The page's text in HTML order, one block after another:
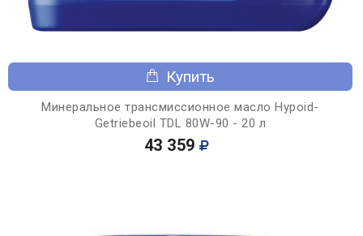
Купить
Минеральное трансмиссионное масло Hypoid-
Getriebeoil TDL 80W-90 - 20 л
43 359